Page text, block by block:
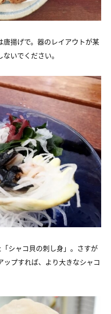
揚げで。器のレイアウトが某
いでください。
シャコ貝の刺し身」。さすが
プすれば、より大きなシャコ